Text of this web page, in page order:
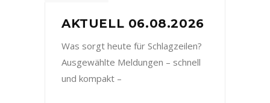
AKTUELL 06.08.2026
Was sorgt heute für Schlagzeilen?
Ausgewählte Meldungen – schnell
und kompakt –